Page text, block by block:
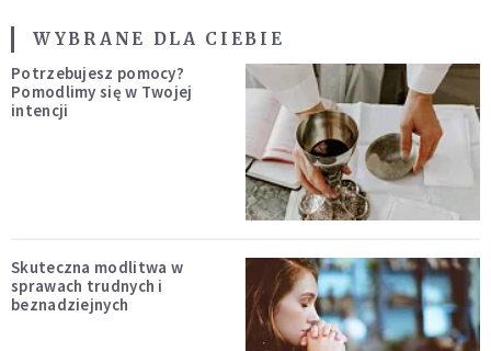
WYBRANE DLA CIEBIE
Potrzebujesz pomocy?
Pomodlimy się w Twojej
intencji
Skuteczna modlitwa w
sprawach trudnych i
beznadziejnych